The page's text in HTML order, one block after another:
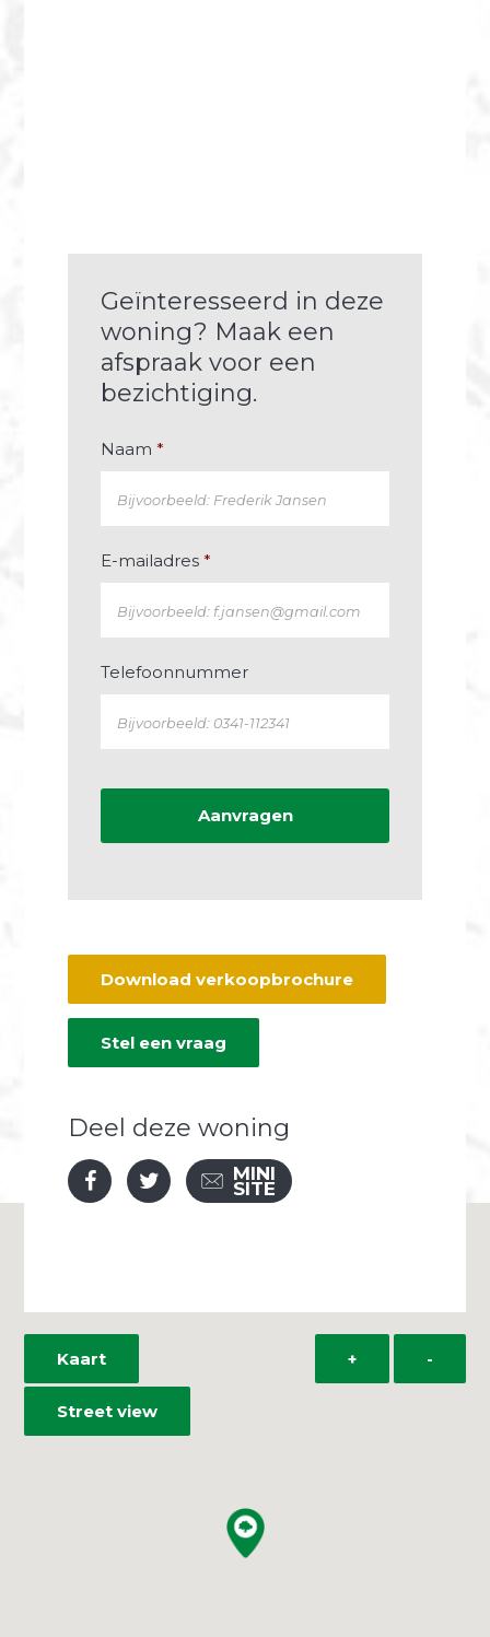
Geïnteresseerd in deze
woning? Maak een
afspraak voor een
bezichtiging.
Naam *
E-mailadres *
Telefoonnummer
Download verkoopbrochure
Stel een vraag
Deel deze woning
MINI
SITE
Kaart
Street view
+ -